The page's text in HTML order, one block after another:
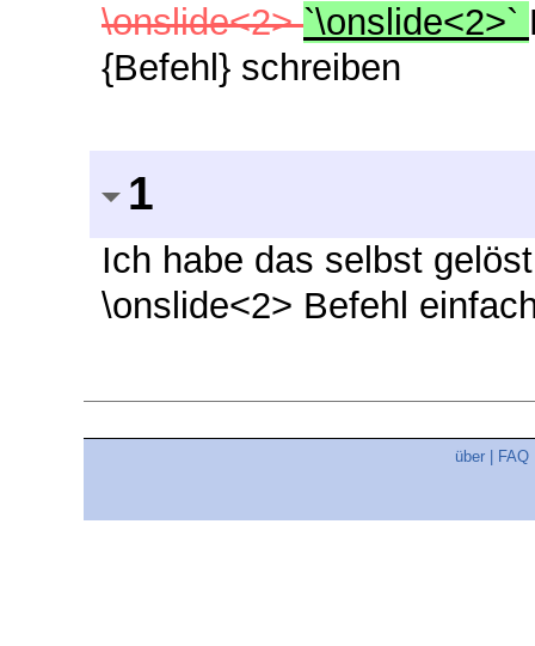
\onslide<2>`\onslide<2>`
{Befehl} schreiben
1
Ich habe das selbst
\onslide<2> Befehl
über FAQ